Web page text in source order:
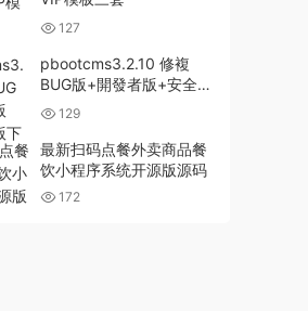
127
pbootcms3.2.10 修複
BUG版+開發者版+安全加
強版下載
129
最新扫码点餐外卖商品餐
饮小程序系统开源版源码
172